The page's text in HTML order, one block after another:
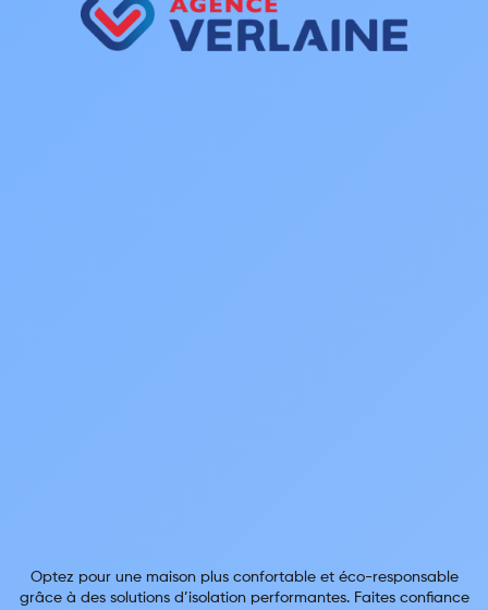
Optez pour une maison plus confortable et éco-responsable
grâce à des solutions d’isolation performantes. Faites confiance